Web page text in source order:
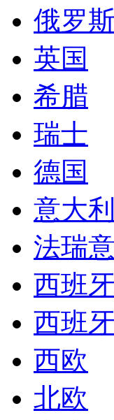
俄罗斯
英国
希腊
瑞士
德国
意大利
法瑞
西班牙
西班
西欧
北欧